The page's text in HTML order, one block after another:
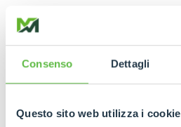
Consenso Dettagli
Questo sito web utilizza i cookie